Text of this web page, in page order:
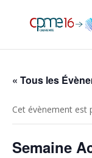
« Tous les
Cet évènement est
Semaine